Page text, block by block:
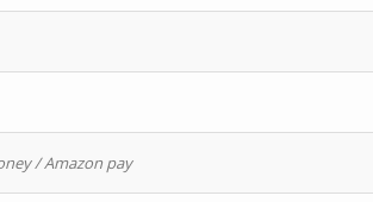
/ Amazon pay